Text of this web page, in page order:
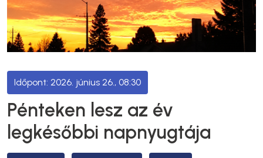
2026. június 26., 08:30
Pénteken lesz az év
legkésőbbi napnyugtája